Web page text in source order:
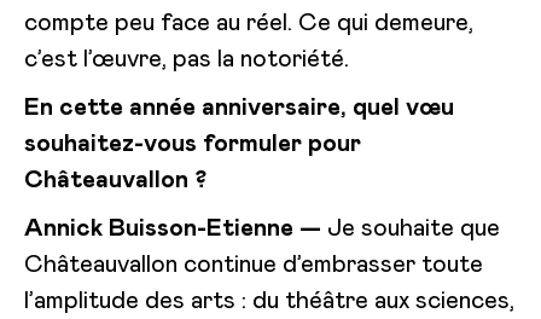
compte peu face au réel. Ce qui demeure,
c’est l’œuvre, pas la notoriété.
En cette année anniversaire, quel vœu
souhaitez-vous formuler pour
Châteauvallon ?
Annick Buisson-Etienne — Je souhaite que
Châteauvallon continue d’embrasser toute
l’amplitude des arts : du théâtre aux sciences,